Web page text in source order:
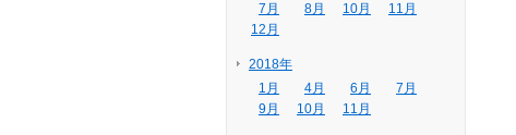
7月
8月 10月
11月
12月
2018年
1月
4月 6月
7月
9月
10月 11月